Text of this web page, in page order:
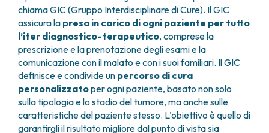
staminali raccolte vengonoreinfuse, in una
procedura simile a una trasfusione, per accelerare
la ripresa del midollo e la produzione di globuli rossi,
globuli bianchi e piastrine.
Dopo la dimissione possono essere somministrati
due cicli diconsolidamento, simili a quelli della
fase di induzione, per rafforzare la risposta
terapeutica. Infine, viene proposta unaterapia di
mantenimentocon un farmaco biologico non
contatto con il proprio medico specialista,
per ricevere risposte chiare e un supporto
immediato.
alle 13.00 (telefono: 011 9933059).
riduce più del 90% , il medico può richiedere anche
una rivalutazione con agoaspirato midollare per
valutare la riduzione – nei casi ottimali la
scomparsa – delle plasmacellule tumorali nel
midollo osseo. Quest’ultima valutazione non è
obbligatoria nella pratica clinica, ma fornisce
informazioni circa la malattia residua che possono
essere utili dal punto di vista prognostico.
Inoltre, il medico richiederà in corso di trattamento
chiama GIC (Gruppo Interdisciplinare di Cure). Il GIC
assicura la presa in carico di ogni paziente per tutto
l’iter diagnostico-terapeutico, comprese la
prescrizione e la prenotazione degli esami e la
comunicazione con il malato e con i suoi familiari. Il GIC
definisce e condivide un percorso di cura
personalizzatoper ogni paziente, basato non solo
sulla tipologia e lo stadio del tumore, ma anche sulle
caratteristiche del paziente stesso. L’obiettivo è quello di
garantirgli il risultato migliore dal punto di vista sia